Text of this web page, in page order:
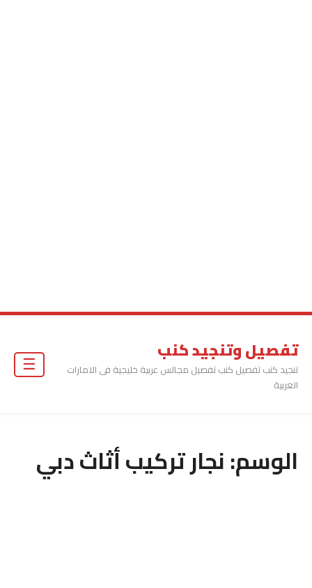
تفصيل وتنجيد كنب
تنجيد كنب تفصيل كنب تفصيل مجالس عربية خليجية فى الامارات
العربية
الوسم:نجار تركيب أثاث دبي